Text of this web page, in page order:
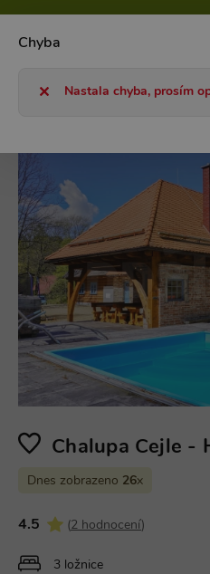
Chalupa Cejle -
Dnes zobrazeno 26x
4.5 (2 hodnocení )
3 ložnice
Chyba
Nastala chyba, prosím